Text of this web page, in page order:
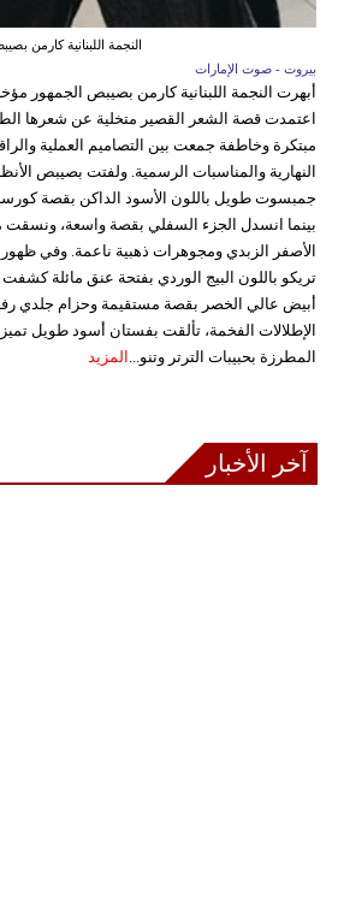
النجمة اللبنانية كارمن
بيروت - صوت الإمارات
أبهرت النجمة اللبنانية كارمن بصيبص الجمهور
اعتمدت قصة الشعر القصير متخلية عن شعرها
مبتكرة وخاطفة جمعت بين التصاميم العملية
النهارية والمناسبات الرسمية. ولفتت بصيبص
جمبسوت طويل باللون الأسود الداكن بقصة
بينما انسدل الجزء السفلي بقصة واسعة، ونسقت
الأصفر الزبدي ومجوهرات ذهبية ناعمة. وفي
تريكو باللون البيج الوردي بفتحة عنق مائلة
أبيض عالي الخصر بقصة مستقيمة وحزام جلدي
الإطلالات الفخمة، تألقت بفستان أسود طويل
المطرزة بحبيبات الترتر وتنو... المزيد
آخر الأخبار